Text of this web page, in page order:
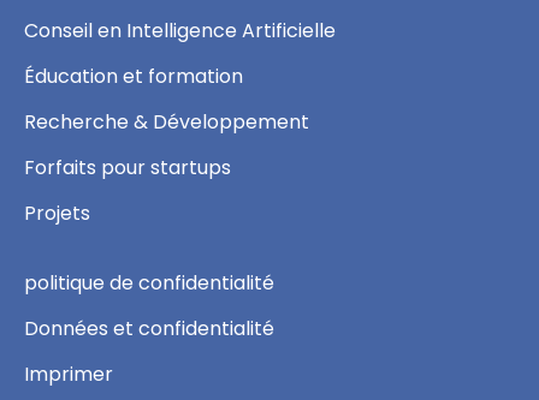
Conseil en Intelligence Artificielle
Éducation et formation
Recherche & Développement
Forfaits pour startups
Projets
politique de confidentialité
Données et confidentialité
Imprimer